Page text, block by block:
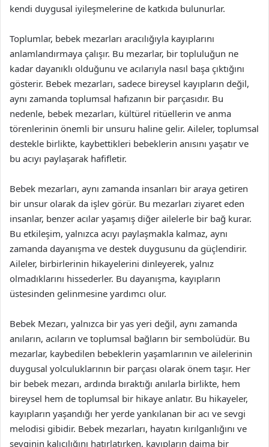
kendi duygusal iyileşmelerine de katkıda bulunurlar.
Toplumlar, bebek mezarları aracılığıyla kayıplarını
anlamlandırmaya çalışır. Bu mezarlar, bir topluluğun ne
kadar dayanıklı olduğunu ve acılarıyla nasıl başa çıktığını
gösterir. Bebek mezarları, sadece bireysel kayıpların değil,
aynı zamanda toplumsal hafızanın bir parçasıdır. Bu
nedenle, bebek mezarları, kültürel ritüellerin ve anma
törenlerinin önemli bir unsuru haline gelir. Aileler, toplumsal
destekle birlikte, kaybettikleri bebeklerin anısını yaşatır ve
bu acıyı paylaşarak hafifletir.
Bebek mezarları, aynı zamanda insanları bir araya getiren
bir unsur olarak da işlev görür. Bu mezarları ziyaret eden
insanlar, benzer acılar yaşamış diğer ailelerle bir bağ kurar.
Bu etkileşim, yalnızca acıyı paylaşmakla kalmaz, aynı
zamanda dayanışma ve destek duygusunu da güçlendirir.
Aileler, birbirlerinin hikayelerini dinleyerek, yalnız
olmadıklarını hissederler. Bu dayanışma, kayıpların
üstesinden gelinmesine yardımcı olur.
Bebek Mezarı, yalnızca bir yas yeri değil, aynı zamanda
anıların, acıların ve toplumsal bağların bir sembolüdür. Bu
mezarlar, kaybedilen bebeklerin yaşamlarının ve ailelerinin
duygusal yolculuklarının bir parçası olarak önem taşır. Her
bir bebek mezarı, ardında bıraktığı anılarla birlikte, hem
bireysel hem de toplumsal bir hikaye anlatır. Bu hikayeler,
kayıpların yaşandığı her yerde yankılanan bir acı ve sevgi
melodisi gibidir. Bebek mezarları, hayatın kırılganlığını ve
sevginin kalıcılığını hatırlatırken, kayıpların daima bir